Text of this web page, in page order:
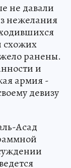
не давали
нежелания
схожих
ранены.
и
армия -
девизу
Асад